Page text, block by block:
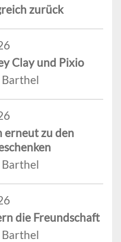
zurück
Clay und Pixio
erneut zu den
die Freundschaft